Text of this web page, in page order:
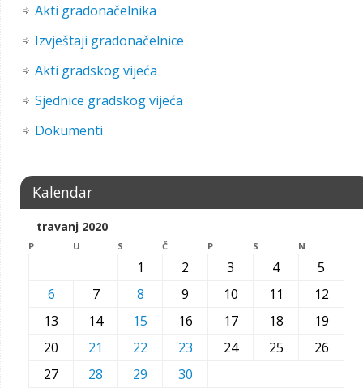
Akti gradonačelnika
Izvještaji gradonačelnice
Akti gradskog vijeća
Sjednice gradskog vijeća
Dokumenti
Kalendar
travanj 2020
P U S Č P S N
1 2 3 4
5
6
7 8 9 10 11
12
13
14 15 16 17 18
19
20
21 22 23 24 25
26
27
28 29
30